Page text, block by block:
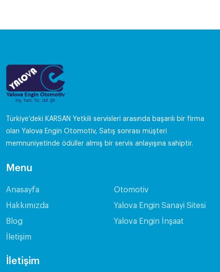
Türkiye’deki KARSAN Yetkili servisleri arasında başarılı bir firma
olan Yalova Engin Otomotiv, Satış sonrası müşteri
memnuniyetinde ödüller almış bir servis anlayışına sahiptir.
Menu
Anasayfa
Hakkımızda
Blog
İletişim
Otomotiv
Yalova Engin Sanayi Sitesi
Yalova Engin İnşaat
İletişim